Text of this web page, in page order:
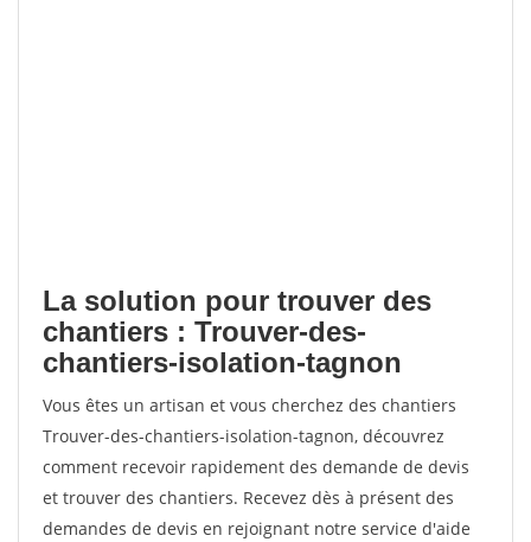
La solution pour trouver des
chantiers : Trouver-des-
chantiers-isolation-tagnon
Vous êtes un artisan et vous cherchez des chantiers
Trouver-des-chantiers-isolation-tagnon, découvrez
comment recevoir rapidement des demande de devis
et trouver des chantiers. Recevez dès à présent des
demandes de devis en rejoignant notre service d'aide